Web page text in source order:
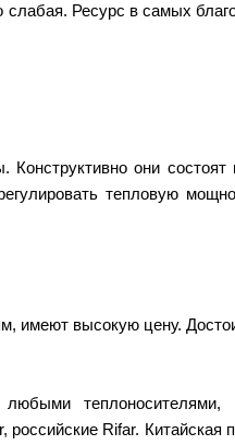
Ресурс в самых
они
тепловую
имеют высокую цену.
Rifar. Китайская